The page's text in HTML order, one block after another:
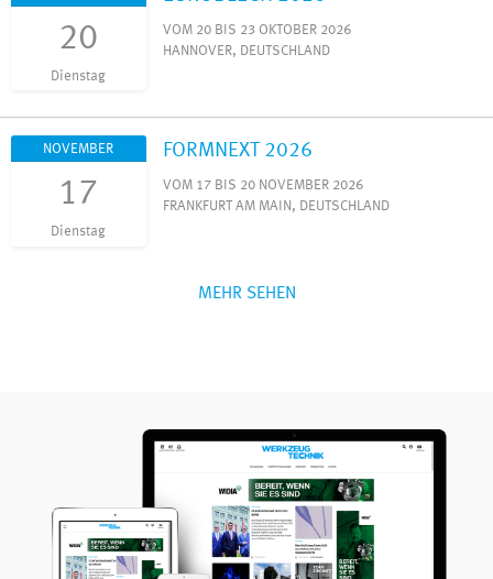
20
Dienstag
VOM 20 BIS 23 OKTOBER 2026
HANNOVER, DEUTSCHLAND
NOVEMBER
17
Dienstag
FORMNEXT 2026
VOM 17 BIS 20 NOVEMBER 2026
FRANKFURT AM MAIN, DEUTSCHLAND
MEHR SEHEN